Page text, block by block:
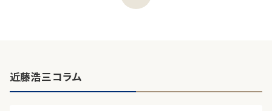
近藤浩三コラム